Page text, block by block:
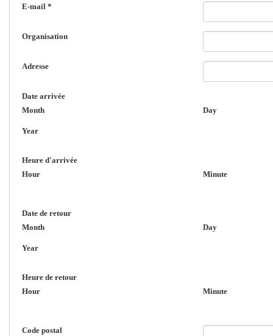
E-mail *
Organisation
Adresse
Date arrivée
Month
Day
Year
Heure d'arrivée
Hour
Minute
Date de retour
Month
Day
Year
Heure de retour
Hour
Minute
Code postal